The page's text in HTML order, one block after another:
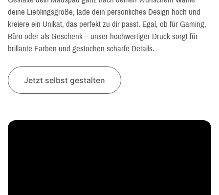
deine Lieblingsgröße, lade dein persönliches Design hoch und
kreiere ein Unikat, das perfekt zu dir passt. Egal, ob für Gaming,
Büro oder als Geschenk – unser hochwertiger Druck sorgt für
brillante Farben und gestochen scharfe Details.
Jetzt selbst gestalten